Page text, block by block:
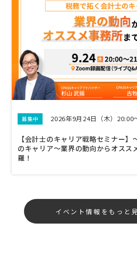
募集中 2026年9月24日（木）20:00
【会計士のキャリア戦略セミナー】
のキャリア〜業界の動向からオスス
羅！
イベント情報をもっと